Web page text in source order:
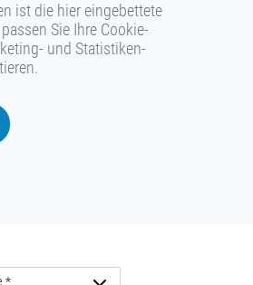
ist die hier eingebettete
Sie Ihre Cookie-
und Statistiken-